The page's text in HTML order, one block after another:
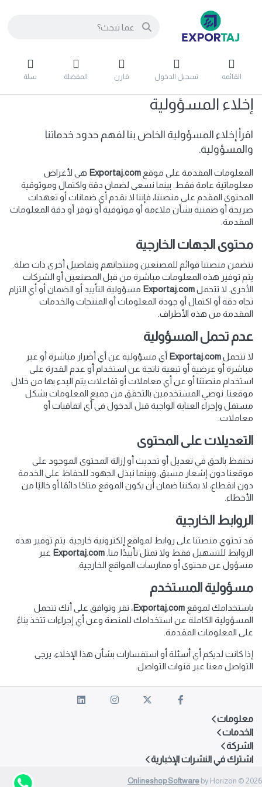
القائمه تسجيل الدخول قارن المفضلة سلة
إخلاء المسؤولية
اقرأ إخلاء المسؤولية الخاص بنا لفهم حدود خدماتنا
والمسؤولية.
المعلومات المقدمة على موقع Exportaj.com هي لأغراض
معلوماتية عامة فقط. بينما نسعى لضمان دقة واكتمال وموثوقية
المحتوى المقدم على منصتنا، فإننا لا نقدم أي ضمانات أو تعهدات
صريحة أو ضمنية بشأن ملاءمة أو موثوقية أو توفر أو دقة المعلومات
المقدمة.
محتوى الجهات الخارجية
تتضمن منصتنا قوائم للمصنعين ومنتجاتهم وتفاصيل أخرى ذات صلة.
يتم توفير هذه المعلومات مباشرة من قبل المصنعين أو الشركات
الأخرى. لا تتحملExportaj.com مسؤولية التأييد أو الضمان أو أي التزام
تجاه دقة أو اكتمال أو جودة المعلومات أو المنتجات والخدمات
المقدمة من هذه الأطراف.
عدم تحمل المسؤولية
لا تتحملExportaj.com أي مسؤولية عن أي أضرار مباشرة أو غير
مباشرة أو عرضية أو تبعية ناتجة عن استخدام أو عدم القدرة على
استخدام منصتنا أو عن أي معاملات أو تفاعلات يتم البدء بها من خلال
موقعنا. نوصي المستخدمين بالتحقق من جميع المعلومات بشكل
مستقل وإجراء العناية الواجبة قبل الدخول في أي اتفاقيات أو
معاملات.
التعديلات على المحتوى
نحتفظ بالحق في تعديل أو تحديث أو إزالة المحتوى الموجود على
موقعنا دون إشعار مسبق. وبينما نبذل الجهود للحفاظ على الخدمة
دون انقطاع، لا يمكننا ضمان أن يكون الموقع متاحًا دائمًا أو خاليًا من
الأخطاء.
الروابط الخارجية
قد تحتوي منصتنا على روابط لمواقع إلكترونية خارجية. يتم توفير هذه
الروابط للتسهيل فقط ولا تمثل تأييدًا منا. Exportaj.com غير
مسؤول عن محتوى أو ممارسات المواقع الخارجية.
مسؤولية المستخدم
باستخدامك لموقع Exportaj.com، تقر وتوافق على أنك تتحمل
المسؤولية الكاملة عن استخدامك للمنصة وعن أي إجراءات تتخذ بناءً
على المعلومات المقدمة.
إذا كانت لديكم أي أسئلة أو استفسارات بشأن هذا الإخلاء، يرجى
التواصل معنا عبر قنوات التواصل.
معلومات
الخدمات
الشركة
اشترك في النشرات الإخبارية
Onlineshop Software by Horizon © 2026